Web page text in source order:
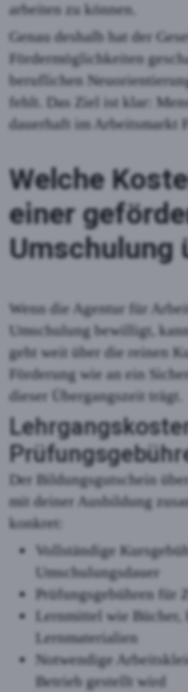
arbeiten zu können.
Genau deshalb hat der
Fördermöglichkeiten
beruflichen
fehlt. Das Ziel ist klar:
dauerhaft im Arbeitsmarkt
Welche
einer
Umschulung
Wenn die Agentur für
Umschulung bewilligt,
geht weit über die reinen
Förderung wie an ein
dieser Übergangszeit trägt.
Der Bildungsgutschein
mit deiner Ausbildung
konkret:
Vollständige
Umschulungsdauer
Prüfungsgebühren für
Lernmittel wie
Lernmaterialien
Notwendige
Betrieb gestellt wird